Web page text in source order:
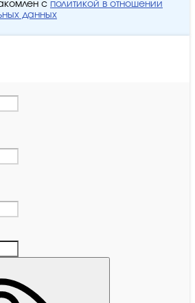
с политикой в отношении
данных